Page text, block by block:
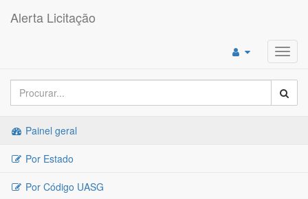
Alerta Licitação
Painel geral
Por Estado
Por Código UASG